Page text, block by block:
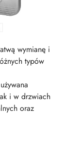
wymianę i
typów
i w drzwiach
oraz